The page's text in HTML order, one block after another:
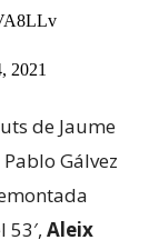
2021
de Jaume
Gálvez
Aleix